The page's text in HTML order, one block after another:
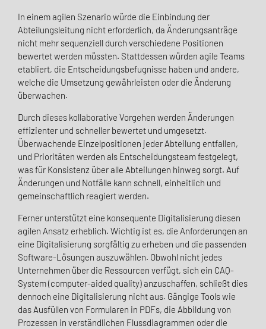
In einem agilen Szenario würde die Einbindung der
Abteilungsleitung nicht erforderlich, da Änderungsanträge
nicht mehr sequenziell durch verschiedene Positionen
bewertet werden müssten. Stattdessen würden agile Teams
etabliert, die Entscheidungsbefugnisse haben und andere,
welche die Umsetzung gewährleisten oder die Änderung
überwachen.
Durch dieses kollaborative Vorgehen werden Änderungen
effizienter und schneller bewertet und umgesetzt.
Überwachende Einzelpositionen jeder Abteilung entfallen,
und Prioritäten werden als Entscheidungsteam festgelegt,
was für Konsistenz über alle Abteilungen hinweg sorgt. Auf
Änderungen und Notfälle kann schnell, einheitlich und
gemeinschaftlich reagiert werden.
Ferner unterstützt eine konsequente Digitalisierung diesen
agilen Ansatz erheblich. Wichtig ist es, die Anforderungen an
eine Digitalisierung sorgfältig zu erheben und die passenden
Software-Lösungen auszuwählen. Obwohl nicht jedes
Unternehmen über die Ressourcen verfügt, sich ein CAQ-
System (computer-aided quality) anzuschaffen, schließt dies
dennoch eine Digitalisierung nicht aus. Gängige Tools wie
das Ausfüllen von Formularen in PDFs, die Abbildung von
Prozessen in verständlichen Flussdiagrammen oder die